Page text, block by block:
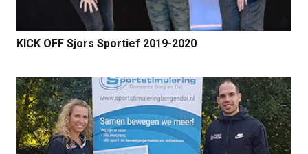
KICK OFF Sjors Sportief 2019-2020